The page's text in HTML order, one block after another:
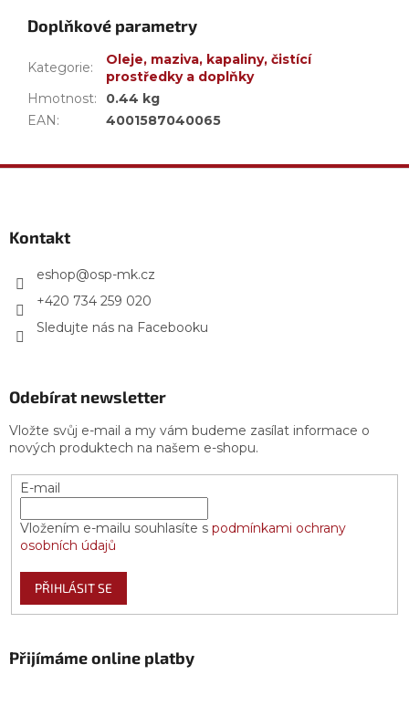
Doplňkové parametry
Kategorie:
Oleje, maziva, kapaliny, čistící
prostředky a doplňky
Hmotnost:
0.44 kg
EAN: 4001587040065
Kontakt
eshop@osp-mk.cz
+420 734 259 020
Sledujte nás na Facebooku
Odebírat newsletter
Vložte svůj e-mail a my vám budeme zasílat informace o
nových produktech na našem e-shopu.
E-mail
Vložením e-mailu souhlasíte s podmínkami ochrany
osobních údajů
PŘIHLÁSIT SE
Přijímáme online platby